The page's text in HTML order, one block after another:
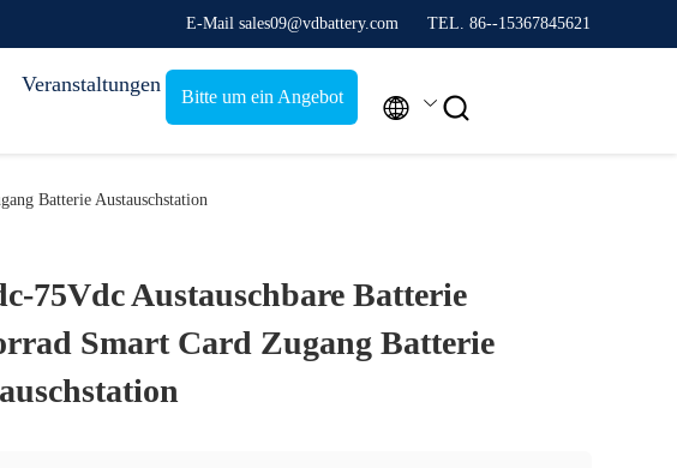
E-Mail sales09@vdbattery.com TEL. 86--15367845621
Veranstaltungen
Bitte um ein Angebot  
Batterie Austauschstation
75Vdc Austauschbare Batterie
Smart Card Zugang Batterie